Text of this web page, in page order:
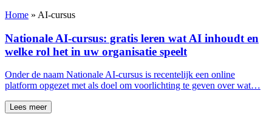
Home » AI-cursus
Nationale AI-cursus: gratis leren wat AI inhoudt en
welke rol het in uw organisatie speelt
Onder de naam Nationale AI-cursus is recentelijk een online
platform opgezet met als doel om voorlichting te geven over wat…
Lees meer